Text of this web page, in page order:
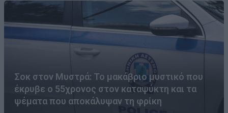
Σοκ στον Μυστρά: Το μακάβριο μυστικό που
έκρυβε ο 55χρονος στον καταψύκτη και τα
ψέματα που αποκάλυψαν τη φρίκη